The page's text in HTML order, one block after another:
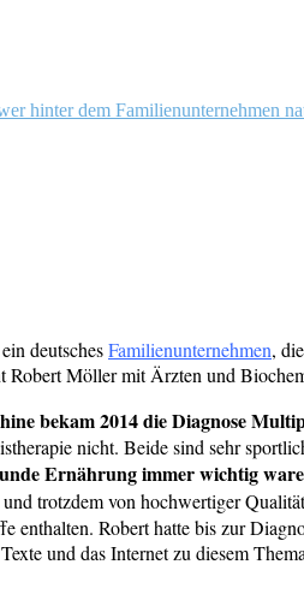
hinter dem Familienunternehmen
deutschesFamilienunternehmen,
Robert Möller mit Ärzten und
bekam 2014 die Diagnose
nicht. Beide sind sehr
Ernährung immer wichtig
trotzdem von hochwertiger
Robert hatte bis zur
und das Internet zu diesem